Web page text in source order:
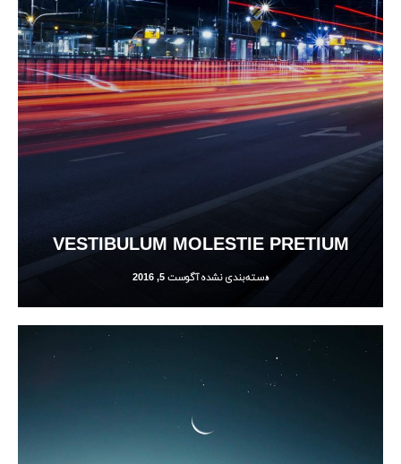
VESTIBULUM MOLESTIE PRETIUM
دسته‌بندی نشدهآگوست 5, 2016